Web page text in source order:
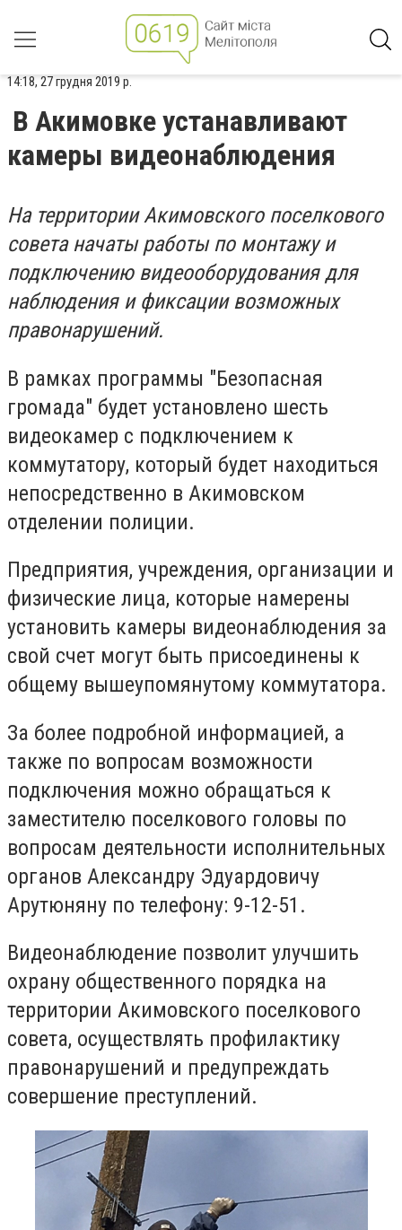
14:18, 27 грудня 2019 р.
В Акимовке устанавливают
камеры видеонаблюдения
На территории Акимовского поселкового
совета начаты работы по монтажу и
подключению видеооборудования для
наблюдения и фиксации возможных
правонарушений.
В рамках программы "Безопасная
громада" будет установлено шесть
видеокамер с подключением к
коммутатору, который будет находиться
непосредственно в Акимовском
отделении полиции.
Предприятия, учреждения, организации и
физические лица, которые намерены
установить камеры видеонаблюдения за
свой счет могут быть присоединены к
общему вышеупомянутому коммутатора.
За более подробной информацией, а
также по вопросам возможности
подключения можно обращаться к
заместителю поселкового головы по
вопросам деятельности исполнительных
органов Александру Эдуардовичу
Арутюняну по телефону: 9-12-51.
Видеонаблюдение позволит улучшить
охрану общественного порядка на
территории Акимовского поселкового
совета, осуществлять профилактику
правонарушений и предупреждать
совершение преступлений.